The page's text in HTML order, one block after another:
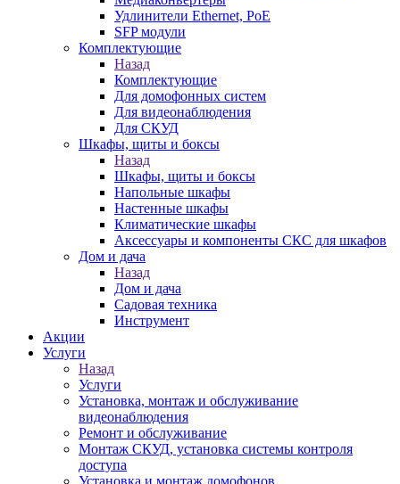
Удлинители Ethernet, PoE
SFP модули
Комплектующие
Назад
Комплектующие
Для домофонных систем
Для видеонаблюдения
Для СКУД
Шкафы, щиты и боксы
Назад
Шкафы, щиты и боксы
Напольные шкафы
Настенные шкафы
Климатические шкафы
Аксессуары и компоненты СКС для шкафов
Дом и дача
Назад
Дом и дача
Садовая техника
Инструмент
Акции
Услуги
Назад
Услуги
Установка, монтаж и обслуживание
видеонаблюдения
Ремонт и обслуживание
Монтаж СКУД, установка системы контроля
доступа
Установка и монтаж домофонов